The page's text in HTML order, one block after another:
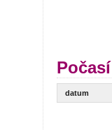
datum